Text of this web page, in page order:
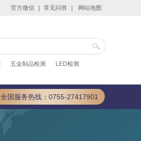
官方微信 常见问答 网站地图
五金制品检测 LED检测
全国服务热线：0755-27417901